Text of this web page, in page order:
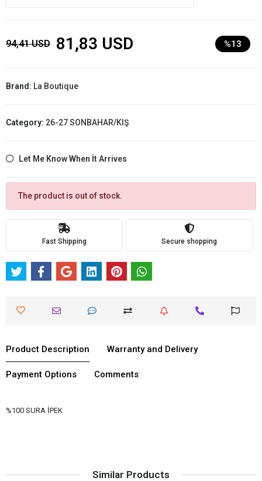
94,41 USD 81,83 USD %13
Brand: La Boutique
Category: 26-27 SONBAHAR/KIŞ
Let Me Know When İt Arrives
The product is out of stock.
Fast Shipping Secure shopping
Product Description Warranty and Delivery
Payment Options Comments
%100 SURA İPEK
Similar Products